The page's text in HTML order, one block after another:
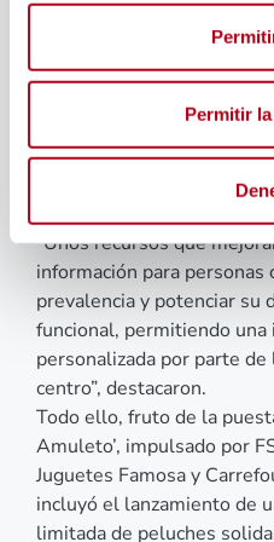
Permitir
Tal y como indicaron, se
técnico especializado,
para centros de atención
dispositivos para mejorar
motoras, tecnologías para
la comunicación, así como
“Unos recursos que
información para personas
prevalencia y potenciar su
funcional, permitiendo una
personalizada por parte
centro”, destacaron.
Todo ello, fruto de la
Amuleto’, impulsado por
Juguetes Famosa y
incluyó el lanzamiento de
limitada de peluches